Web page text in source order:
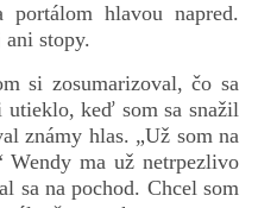
hlavou napred.
stopy.
si zosumarizoval, čo sa
keď som sa snažil
známy hlas. „Už som na
Wendy ma už netrpezlivo
sa na pochod. Chcel som